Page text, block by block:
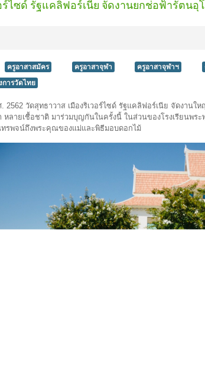
ร์ไซด์ รัฐแคลิฟอร์เนีย จัดงานยกช่อฟ้ารัตน
ครูอาสาสมัคร ครูอาสาจุฬา ครูอาสาจุฬาฯ
การวัดไทย
2562 วัดสุทธาวาส เมืองริเวอร์ไซด์ รัฐแคลิฟอร์เนีย จัดงา
หลายเชื้อชาติ มาร่วมบุญกันในครั้งนี้ ในส่วนของโรงเรียนพร
รพจน์ถึงพระคุณของแม่และพิธีมอบดอกไม้